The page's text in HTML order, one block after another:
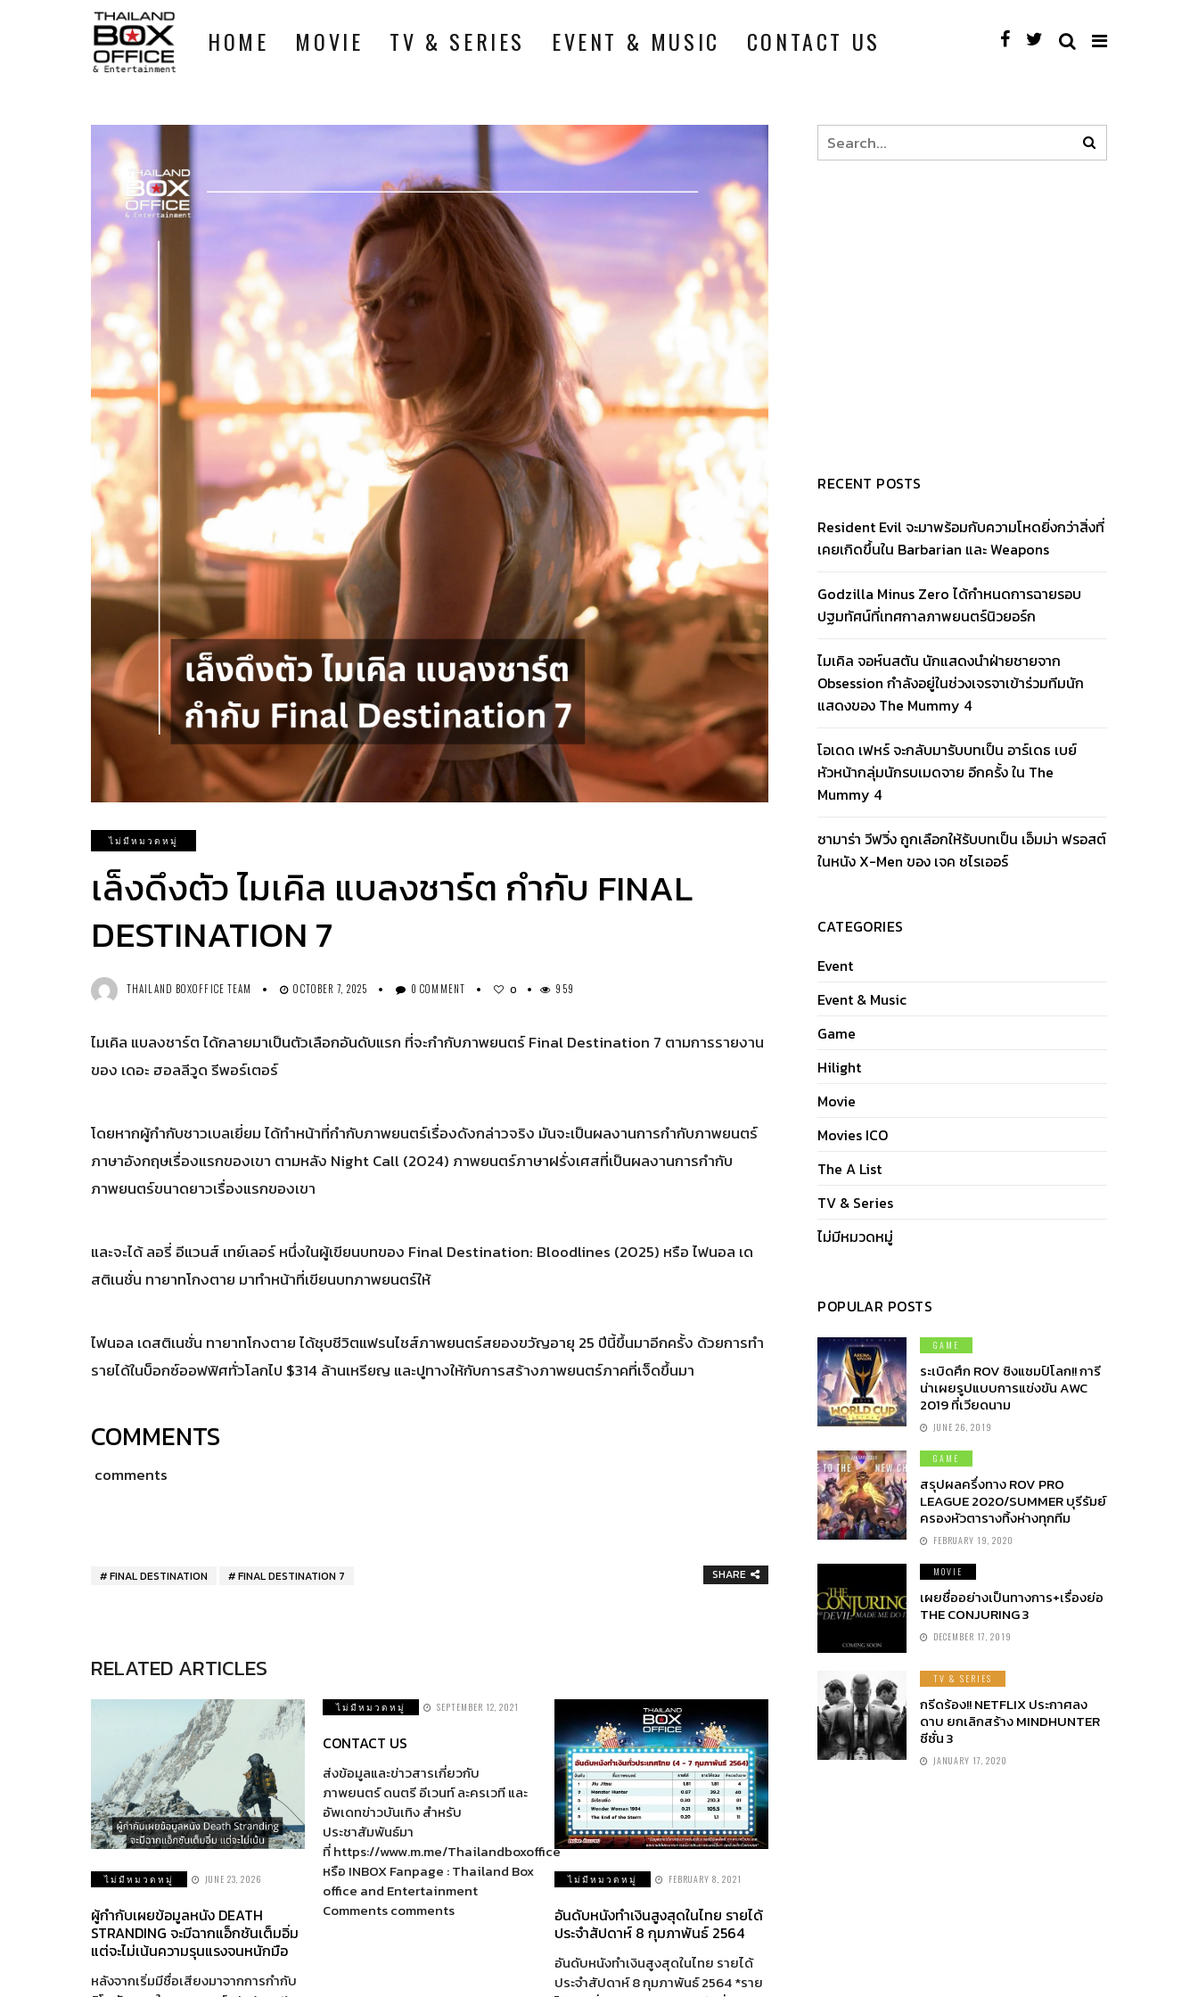
HOME MOVIE TV & SERIES EVENT & MUSIC CONTACT US
ไม่มีหมวดหมู่
เล็งดึงตัว ไมเคิล แบลงชาร์ต กำกับ FINAL
DESTINATION 7
THAILAND BOXOFFICE TEAM OCTOBER 7, 2025 0 COMMENT 0 959
ไมเคิล แบลงชาร์ต ได้กลายมาเป็นตัวเลือกอันดับแรก ที่จะกำกับภาพยนตร์ Final Destination 7 ตามการรายงาน
ของ เดอะ ฮอลลีวูด รีพอร์เตอร์
โดยหากผู้กำกับชาวเบลเยี่ยม ได้ทำหน้าที่กำกับภาพยนตร์เรื่องดังกล่าวจริง มันจะเป็นผลงานการกำกับภาพยนตร์
ภาษาอังกฤษเรื่องแรกของเขา ตามหลัง Night Call (2024) ภาพยนตร์ภาษาฝรั่งเศสที่เป็นผลงานการกำกับ
ภาพยนตร์ขนาดยาวเรื่องแรกของเขา
และจะได้ ลอรี่ อีแวนส์ เทย์เลอร์ หนึ่งในผู้เขียนบทของ Final Destination: Bloodlines (2025) หรือ ไฟนอล เด
สติเนชั่น ทายาทโกงตาย มาทำหน้าที่เขียนบทภาพยนตร์ให้
ไฟนอล เดสติเนชั่น ทายาทโกงตาย ได้ชุบชีวิตแฟรนไชส์ภาพยนตร์สยองขวัญอายุ 25 ปีนี้ขึ้นมาอีกครั้ง ด้วยการทำ
รายได้ในบ็อกซ์ออฟฟิศทั่วโลกไป $314 ล้านเหรียญ และปูทางให้กับการสร้างภาพยนตร์ภาคที่เจ็ดขึ้นมา
COMMENTS
comments
FINAL DESTINATION FINAL DESTINATION 7 SHARE
RELATED ARTICLES
ไม่มีหมวดหมู่ JUNE 23, 2026
ผู้กำกับเผยข้อมูลหนัง DEATH
STRANDING จะมีฉากแอ็กชันเต็มอิ่ม
แต่จะไม่เน้นความรุนแรงจนหนักมือ
หลังจากเริ่มมีชื่อเสียงมาจากการกำกับ
ไม่มีหมวดหมู่ SEPTEMBER 12, 2021
CONTACT US
ส่งข้อมูลและข่าวสารเกี่ยวกับ
ภาพยนตร์ ดนตรี อีเวนท์ ละครเวที และ
อัพเดทข่าวบันเทิง สำหรับ
ประชาสัมพันธ์มา
ที่ https://www.m.me/Thailandboxoffice
หรือ INBOX Fanpage : Thailand Box
office and Entertainment
Comments comments
ไม่มีหมวดหมู่ FEBRUARY 8, 2021
อันดับหนังทำเงินสูงสุดในไทย รายได้
ประจำสัปดาห์ 8 กุมภาพันธ์ 2564
อันดับหนังทำเงินสูงสุดในไทย รายได้
ประจำสัปดาห์ 8 กุมภาพันธ์ 2564 *ราย
RECENT POSTS
Resident Evil จะมาพร้อมกับความโหดยิ่งกว่าสิ่งที่
เคยเกิดขึ้นใน Barbarian และ Weapons
Godzilla Minus Zero ได้กำหนดการฉายรอบ
ปฐมทัศน์ที่เทศกาลภาพยนตร์นิวยอร์ก
ไมเคิล จอห์นสตัน นักแสดงนำฝ่ายชายจาก
Obsession กำลังอยู่ในช่วงเจรจาเข้าร่วมทีมนัก
แสดงของ The Mummy 4
โอเดด เฟหร์ จะกลับมารับบทเป็น อาร์เดธ เบย์
หัวหน้ากลุ่มนักรบเมดจาย อีกครั้ง ใน The
Mummy 4
ซามาร่า วีฟวิ่ง ถูกเลือกให้รับบทเป็น เอ็มม่า ฟรอสต์
ในหนัง X-Men ของ เจค ชไรเออร์
CATEGORIES
Event
Event & Music
Game
Hilight
Movie
Movies ICO
The A List
TV & Series
ไม่มีหมวดหมู่
POPULAR POSTS
GAME
ระเบิดศึก ROV ชิงแชมป์โลก!! การี
น่าเผยรูปแบบการแข่งขัน AWC
2019 ที่เวียดนาม
JUNE 26, 2019
GAME
สรุปผลครึ่งทาง ROV PRO
LEAGUE 2020/SUMMER บุรีรัมย์
ครองหัวตารางทิ้งห่างทุกทีม
FEBRUARY 19, 2020
MOVIE
เผยชื่ออย่างเป็นทางการ+เรื่องย่อ
THE CONJURING 3
DECEMBER 17, 2019
TV & SERIES
กรีดร้อง!! NETFLIX ประกาศลง
ดาบ ยกเลิกสร้าง MINDHUNTER
ซีซั่น 3
JANUARY 17, 2020